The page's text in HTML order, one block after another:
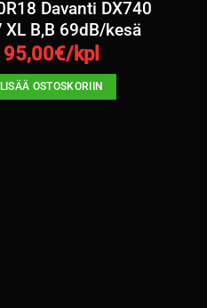
Davanti DX740
XL B,B 69dB/kesä
95,00€/kpl
LISÄÄ OSTOSKORIIN